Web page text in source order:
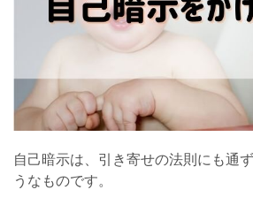
自己暗示は、引き寄せの法則にも通
うなものです。